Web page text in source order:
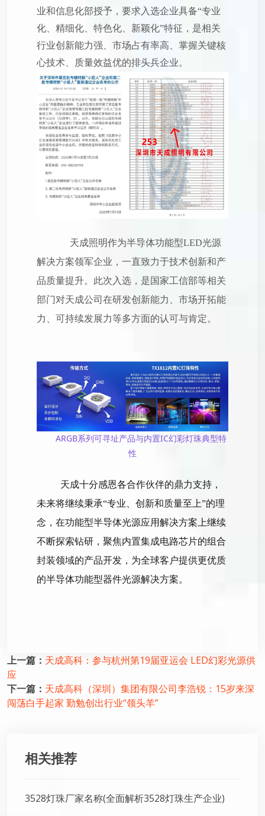
业和信息化部授予，要求入选企业具备“专业
化、精细化、特色化、新颖化”特征，是相关
行业创新能力强、市场占有率高、掌握关键核
心技术、质量效益优的排头兵企业。
天成照明作为半导体功能型LED光源
解决方案领军企业，一直致力于技术创新和产
品质量提升。此次入选，是国家工信部等相关
部门对天成公司在研发创新能力、市场开拓能
力、可持续发展力等多方面的认可与肯定。
ARGB系列可寻址产品与内置IC幻彩灯珠典型特
性
天成十分感恩各合作伙伴的鼎力支持，
未来将继续秉承“专业、创新和质量至上”的理
念，在功能型半导体光源应用解决方案上继续
不断探索钻研，聚焦内置集成电路芯片的组合
封装领域的产品开发，为全球客户提供更优质
的半导体功能型器件光源解决方案。
上一篇： 天成高科：参与杭州第19届亚运会 LED幻彩光源供
应
下一篇： 天成高科（深圳）集团有限公司李浩锐：15岁来深
闯荡白手起家 勤勉创出行业“领头羊”
相关推荐
3528灯珠厂家名称(全面解析3528灯珠生产企业)